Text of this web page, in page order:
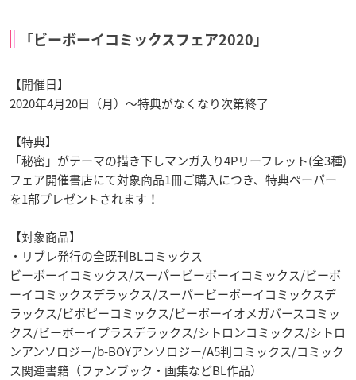
「ビーボーイコミックスフェア2020」
【開催日】
2020年4月20日（月）～特典がなくなり次第終了
【特典】
「秘密」がテーマの描き下しマンガ入り4Pリーフレット(全3種)
フェア開催書店にて対象商品1冊ご購入につき、特典ペーパー
を1部プレゼントされます！
【対象商品】
・リブレ発行の全既刊BLコミックス
ビーボーイコミックス/スーパービーボーイコミックス/ビーボ
ーイコミックスデラックス/スーパービーボーイコミックスデ
ラックス/ビボピーコミックス/ビーボーイオメガバースコミッ
クス/ビーボーイプラスデラックス/シトロンコミックス/シトロ
ンアンソロジー/b-BOYアンソロジー/A5判コミックス/コミック
ス関連書籍（ファンブック・画集などBL作品）